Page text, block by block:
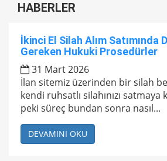
HABERLER
İkinci El Silah Alım Satımında
Gereken Hukuki Prosedürler
31 Mart 2026
İlan sitemiz üzerinden bir silah
kendi ruhsatlı silahınızı
peki süreç bundan sonra nasıl...
DEVAMINI OKU